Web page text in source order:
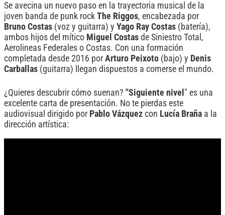
Se avecina un nuevo paso en la trayectoria musical de la
joven banda de punk rock The Riggos, encabezada por
Bruno Costas (voz y guitarra) y Yago Ray Costas (batería),
ambos hijos del mítico Miguel Costas de Siniestro Total,
Aerolineas Federales o Costas. Con una formación
completada desde 2016 por Arturo Peixoto (bajo) y Denis
Carballas (guitarra) llegan dispuestos a comerse el mundo.
¿Quieres descubrir cómo suenan? "Siguiente nivel " es una
excelente carta de presentación. No te pierdas este
audiovisual dirigido por Pablo Vázquez con Lucía Braña a la
dirección artística: